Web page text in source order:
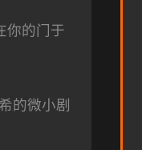
你的门于
的微小剧